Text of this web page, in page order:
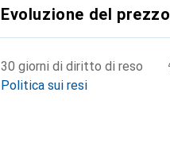
Evoluzione del prezzo
30 giorni di diritto di reso
Politica sui resi